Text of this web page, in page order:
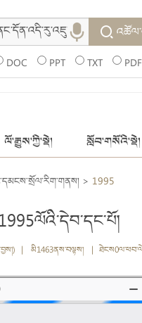
DOC PPT TXT PDF
ལོ་རྒྱུས་ཀྱི་སྡེ། སློབ་གསོའི་སྡེ།
> 1995
| མི1463ནས་བལྟས། |